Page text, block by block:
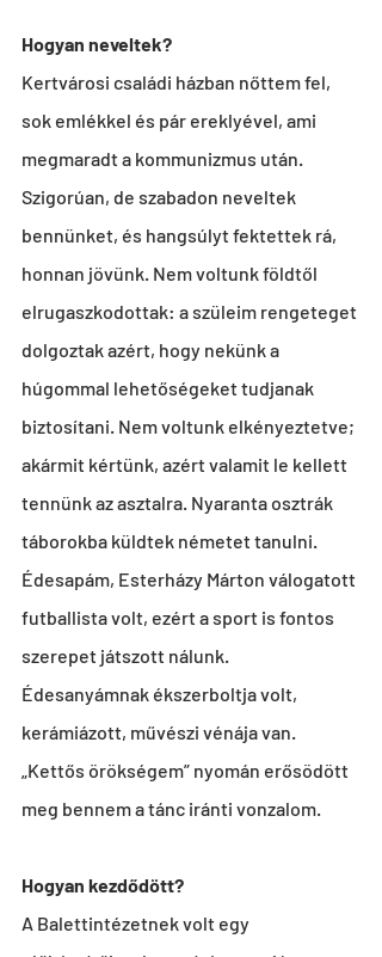
Hogyan neveltek?
Kertvárosi családi házban nőttem fel,
sok emlékkel és pár ereklyével, ami
megmaradt a kommunizmus után.
Szigorúan, de szabadon neveltek
bennünket, és hangsúlyt fektettek rá,
honnan jövünk. Nem voltunk földtől
elrugaszkodottak: a szüleim rengeteget
dolgoztak azért, hogy nekünk a
húgommal lehetőségeket tudjanak
biztosítani. Nem voltunk elkényeztetve;
akármit kértünk, azért valamit le kellett
tennünk az asztalra. Nyaranta osztrák
táborokba küldtek németet tanulni.
Édesapám, Esterházy Márton válogatott
futballista volt, ezért a sport is fontos
szerepet játszott nálunk.
Édesanyámnak ékszerboltja volt,
kerámiázott, művészi vénája van.
„Kettős örökségem” nyomán erősödött
meg bennem a tánc iránti vonzalom.
Hogyan kezdődött?
A Balettintézetnek volt egy